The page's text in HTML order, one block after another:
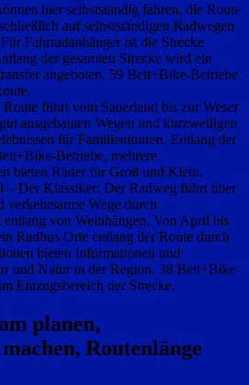
hier selbstständig fahren, die Route
auf selbstständigen Radwegen
Fahrradanhänger ist die Strecke
der gesamten Strecke wird ein
angeboten, 59 Bett+Bike-Betriebe
führt vom Sauerland bis zur Weser
ausgebauten Wegen und kurzweiligen
für Familientouren. Entlang der
Betriebe, mehrere
bieten Räder für Groß und Klein.
– Der Klassiker: Der Radweg führt über
verkehrsarme Wege durch
entlang von Weinhängen. Von April bis
Radbus Orte entlang der Route durch
bieten Informationen und
und Natur in der Region. 38 Bett+Bike-
Einzugsbereich der Strecke.
planen,
Routenlänge